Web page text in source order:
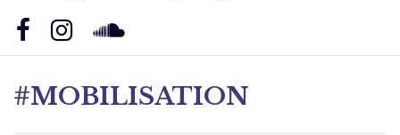
#MOBILISATION